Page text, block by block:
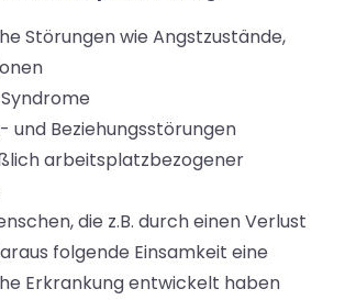
Störungen wie Angstzustände,
und Beziehungsstörungen
arbeitsplatzbezogener
die z.B. durch einen Verlust
folgende Einsamkeit eine
Erkrankung entwickelt haben